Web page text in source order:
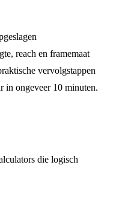
reach en framemaat
vervolgstappen
in ongeveer 10 minuten.
die logisch